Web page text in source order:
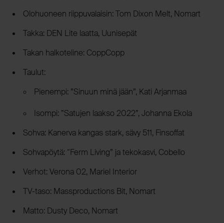
Olohuoneen riippuvalaisin: Tom Dixon Melt, Nomart
Takka: DEN Lite laatta, Uunisepät
Takan halkoteline: CoppCopp
Taulut:
Pienempi: ”Sinuun minä jään”, Kati Arjanmaa
Isompi: ”Satujen laakso 2022”, Johanna Ekola
Sohva: Kanerva kangas stark, sävy 511, Finsoffat
Sohvapöytä: “Ferm Living” ja tekokasvi, Cobello
Verhot: Verona 02, Mariel Interior
TV-taso: Massproductions Bit, Nomart
Matto: Dusty Deco, Nomart